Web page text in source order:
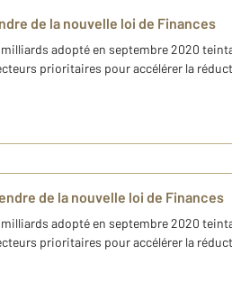
de la nouvelle loi de Finances
milliards adopté en septembre 2020
prioritaires pour accélérer la
de la nouvelle loi de Finances
milliards adopté en septembre 2020
prioritaires pour accélérer la